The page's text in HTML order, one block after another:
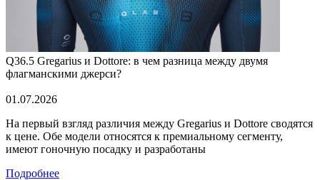
Q36.5 Gregarius и Dottore: в чем разница между двумя
флагманскими джерси?
01.07.2026
На первый взгляд различия между Gregarius и Dottore сводятся
к цене. Обе модели относятся к премиальному сегменту,
имеют гоночную посадку и разработаны
Подробнее